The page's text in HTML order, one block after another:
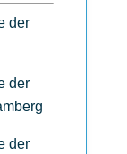
der
der
der